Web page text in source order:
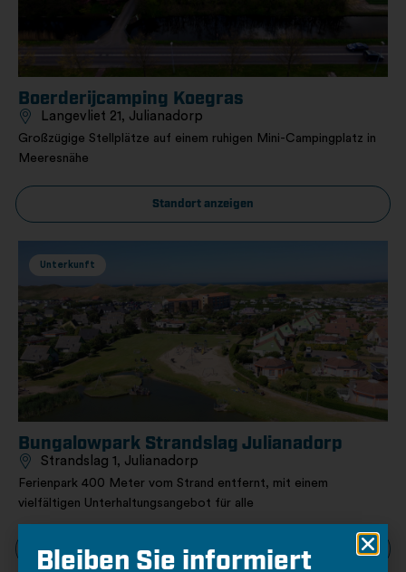
Boerderijcamping Koegras
Langevliet 21, Julianadorp
Großzügige Stellplätze auf einem ruhigen Mini-Campingplatz in
Meeresnähe
Standort anzeigen
Unterkunft
Bungalowpark Strandslag Julianadorp
Strandslag 1, Julianadorp
Ferienpark 400 Meter vom Strand entfernt, mit einem
vielfältigen Unterhaltungsangebot für alle
Standort anzeigen
Bleiben Sie informiert